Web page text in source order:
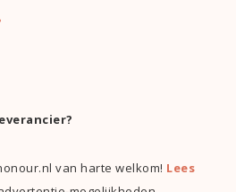
van harte welkom! Lees